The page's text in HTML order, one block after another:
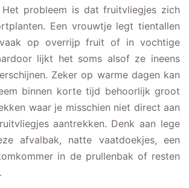
Het probleem is dat fruitvliegjes zich
Een vrouwtje legt tientallen
op overrijp fruit of in vochtige
lijkt het soms alsof ze ineens
Zeker op warme dagen kan
binnen korte tijd behoorlijk groot
waar je misschien niet direct aan
aantrekken. Denk aan lege
afvalbak, natte vaatdoekjes, een
in de prullenbak of resten